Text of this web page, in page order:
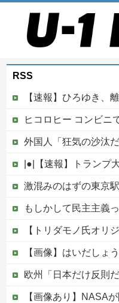
RSS
【速報】ひろゆき、
ヒコロヒー コンビニで割
外国人「狂気の沙汰だ」FIFA会長、再選の支持見返りに
|●|【速報】トランプ大統領が乗るエアフォースワン情
激混みのはずの東京駅で鍵が空いているコイ
もしかして民主主義
【トリダモノ氏オリジナルキャラクター
【画像】はいだしょうこ
欧州「日本だけ反則だろ…」 世界の
【画像あり】NASAが開発、着るだ